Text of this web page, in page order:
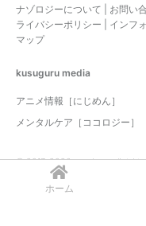
ホーム
ナゾロジーについて お問い
ライバシーポリシー
インフ
マップ
kusuguru media
アニメ情報［にじめん］
メンタルケア［ココロジー］
© 2017-2026 nazology. all